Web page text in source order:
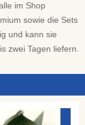
im Shop
sowie die Sets
und kann sie
zwei Tagen liefern.